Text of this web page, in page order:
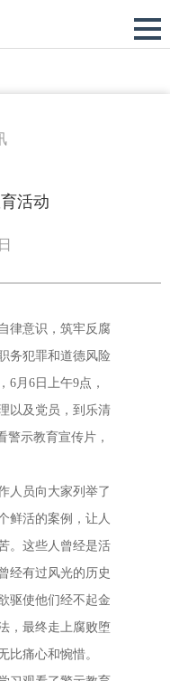
活动
律意识，筑牢反腐
务犯罪和道德风险
6月6日上午9点，
以及党员，到乐清
警示教育宣传片，
人员向大家列举了
鲜活的案例，让人
。这些人曾经是活
经有过风光的历史
驱使他们经不起金
，最终走上腐败堕
比痛心和惋惜。